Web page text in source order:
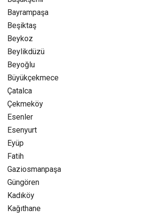
Bayrampaşa
Beşiktaş
Beykoz
Beylikdüzü
Beyoğlu
Büyükçekmece
Çatalca
Çekmeköy
Esenler
Esenyurt
Eyüp
Fatih
Gaziosmanpaşa
Güngören
Kadıköy
Kağıthane